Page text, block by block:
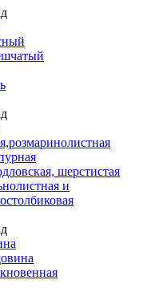
шерстистая
и